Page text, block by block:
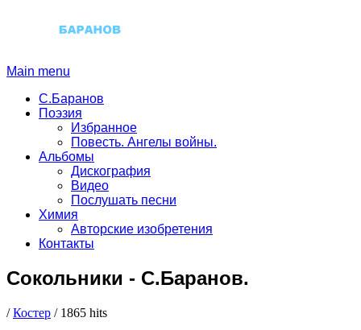
Main menu
С.Баранов
Поэзия
Избранное
Повесть. Ангелы войны.
Альбомы
Дискография
Видео
Послушать песни
Химия
Авторские изобретения
Контакты
Сокольники - С.Баранов.
/ Костер /1865 hits